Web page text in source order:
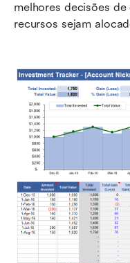
melhores decisões
recursos sejam